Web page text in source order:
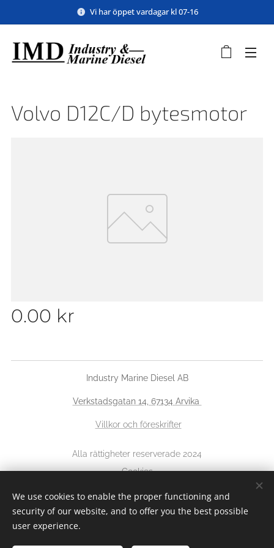
Vi har öppet vardagar kl 07-16
Volvo D12C/D bytesmotor
0.00 kr
Industry Marine Diesel AB
Verkstadsgatan 14, 67134 Arvika
Villkor och föreskrifter
Alla rättigheter reserverade 2024
Cookies
Languages
Svenska
English
We use cookies to enable the proper functioning and
security of our website, and to offer you the best possible
user experience.